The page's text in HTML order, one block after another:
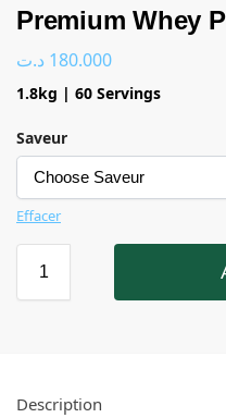
Premium Whey
180.000 د.ت
1.8kg | 60 Servings
Saveur
Effacer
Description